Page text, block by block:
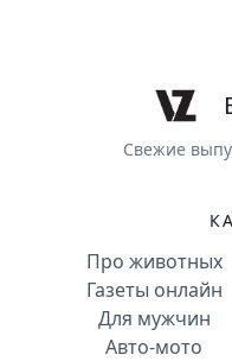
Свежие
Про животных
Газеты онлайн
Для мужчин
Авто-мото